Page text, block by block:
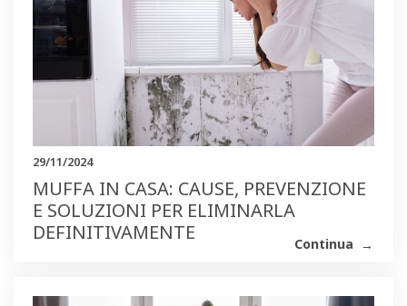
29/11/2024
MUFFA IN CASA: CAUSE, PREVENZIONE
E SOLUZIONI PER ELIMINARLA
DEFINITIVAMENTE
Continua